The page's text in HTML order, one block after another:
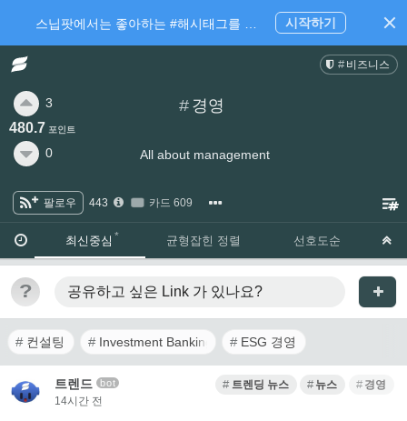
비즈니스
# 경영
All about management
3
480.7 포인트
0
팔로우 443 카드 609
최신중심 균형잡힌 정렬 선호도순
? 공유하고 싶은 Link 가 있나요?
컨설팅 Investment Banking ESG 경영
트렌드 bot
14시간 전
트렌딩 뉴스 뉴스 경영
스닙팟에서는 좋아하는 #해시태그를 팔로우 하고 내가 관심있는 주제만 모아볼 수 있어요. 시작하기